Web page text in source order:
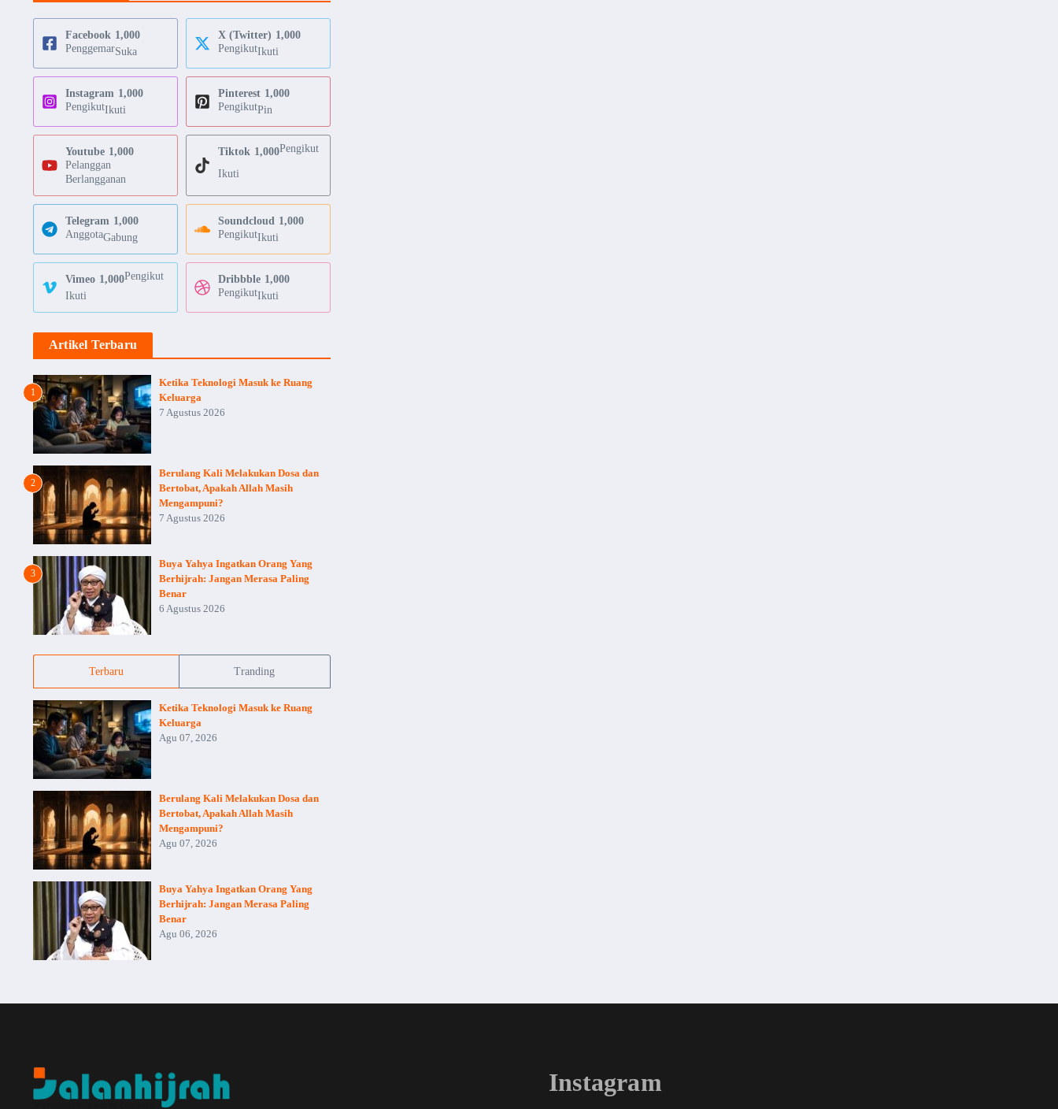
Facebook 1,000
PenggemarSuka
X (Twitter) 1,000
PengikutIkuti
Instagram 1,000
PengikutIkuti
Pinterest 1,000
PengikutPin
Youtube 1,000
Pelanggan
Berlangganan
Tiktok 1,000Pengikut
Ikuti
Telegram 1,000
AnggotaGabung
Soundcloud 1,000
PengikutIkuti
Vimeo 1,000Pengikut
Ikuti
Dribbble 1,000
PengikutIkuti
Artikel Terbaru
1
Ketika Teknologi Masuk ke Ruang
Keluarga
7 Agustus 2026
2
Berulang Kali Melakukan Dosa dan
Bertobat, Apakah Allah Masih
Mengampuni?
7 Agustus 2026
3
Buya Yahya Ingatkan Orang Yang
Berhijrah: Jangan Merasa Paling
Benar
6 Agustus 2026
Terbaru Tranding
Ketika Teknologi Masuk ke Ruang
Keluarga
Agu 07, 2026
Berulang Kali Melakukan Dosa dan
Bertobat, Apakah Allah Masih
Mengampuni?
Agu 07, 2026
Buya Yahya Ingatkan Orang Yang
Berhijrah: Jangan Merasa Paling
Benar
Agu 06, 2026
Instagram